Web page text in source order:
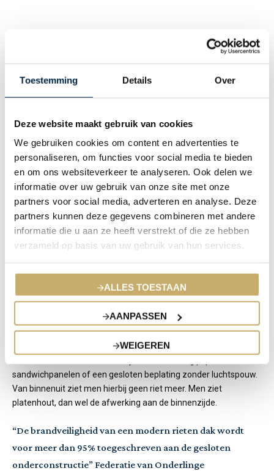
Toestemming Details Over
Deze website maakt gebruik van cookies
We gebruiken cookies om content en advertenties te
personaliseren, om functies voor social media te bieden
en om ons websiteverkeer te analyseren. Ook delen we
informatie over uw gebruik van onze site met onze
partners voor social media, adverteren en analyse. Deze
partners kunnen deze gegevens combineren met andere
informatie die u aan ze heeft verstrekt of die ze hebben
verzameld op basis van uw gebruik van hun services.
ALLES TOESTAAN
AANPASSEN
WEIGEREN
De traditionele rieten kap bestaat uit een raamwerk van verticale
balken (sporenkap) met daarop horizontale rietlatten. Deze
staaldraad, die om de lat wordt geslagen. Deze vorm van
eeuw.
Het is een ‘open constructie’ waarbij het riet doorgaans van
binnenuit zichtbaar blijft (niet brandwerend onderschoten) of
waarbij het dak aan de binnenzijde is afgewerkt met gipsplaten
(brandwerend onderschoten). Vandaar ook de naam ‘open
dakconstructie’.
RIETEN DAK – SCHROEFDAK
Een schroefdakconstructie, ook wel ‘gesloten constructie’
genoemd, is de nieuwste en relatief veiligste methode van
rietdekken. Om het riet te beschermen tegen een brand van
binnenuit, kan het dak aan de binnenkant worden afgetimmerd
sandwichpanelen of een gesloten beplating zonder luchtspouw.
Van binnenuit ziet men hierbij geen riet meer. Men ziet
platenhout, dan wel de afwerking aan de binnenzijde.
“De brandveiligheid van een modern rieten dak wordt
voor meer dan 95% toegeschreven aan de gesloten
onderconstructie” Federatie van Onderlinge